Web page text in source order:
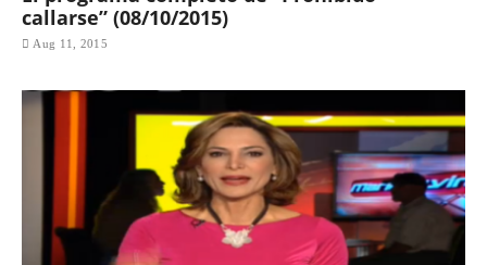
callarse” (08/10/2015)
Aug 11, 2015